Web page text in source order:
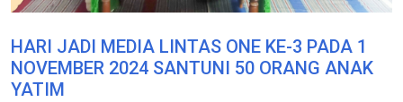
HARI JADI MEDIA LINTAS ONE KE-3 PADA 1
NOVEMBER 2024 SANTUNI 50 ORANG ANAK
YATIM